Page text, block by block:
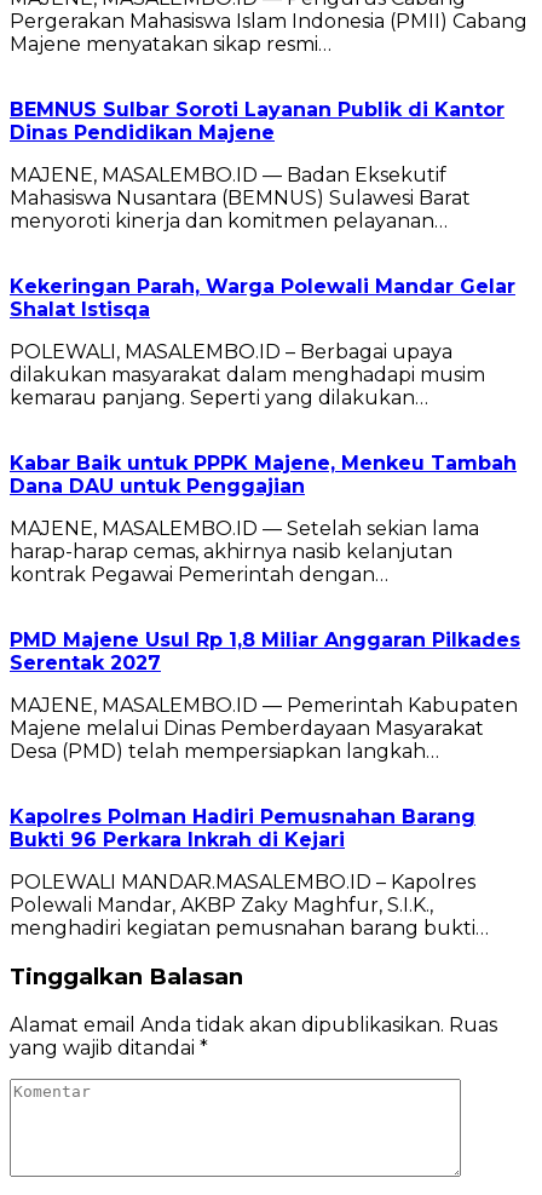
Pergerakan Mahasiswa Islam Indonesia (PMII) Cabang
Majene menyatakan sikap resmi…
BEMNUS Sulbar Soroti Layanan Publik di Kantor
Dinas Pendidikan Majene
MAJENE, MASALEMBO.ID — Badan Eksekutif
Mahasiswa Nusantara (BEMNUS) Sulawesi Barat
menyoroti kinerja dan komitmen pelayanan…
Kekeringan Parah, Warga Polewali Mandar Gelar
Shalat Istisqa
POLEWALI, MASALEMBO.ID – Berbagai upaya
dilakukan masyarakat dalam menghadapi musim
kemarau panjang. Seperti yang dilakukan…
Kabar Baik untuk PPPK Majene, Menkeu Tambah
Dana DAU untuk Penggajian
MAJENE, MASALEMBO.ID — Setelah sekian lama
harap-harap cemas, akhirnya nasib kelanjutan
kontrak Pegawai Pemerintah dengan…
PMD Majene Usul Rp 1,8 Miliar Anggaran Pilkades
Serentak 2027
MAJENE, MASALEMBO.ID — Pemerintah Kabupaten
Majene melalui Dinas Pemberdayaan Masyarakat
Desa (PMD) telah mempersiapkan langkah…
Kapolres Polman Hadiri Pemusnahan Barang
Bukti 96 Perkara Inkrah di Kejari
POLEWALI MANDAR.MASALEMBO.ID – Kapolres
Polewali Mandar, AKBP Zaky Maghfur, S.I.K.,
menghadiri kegiatan pemusnahan barang bukti…
Tinggalkan Balasan
Alamat email Anda tidak akan dipublikasikan. Ruas
yang wajib ditandai *